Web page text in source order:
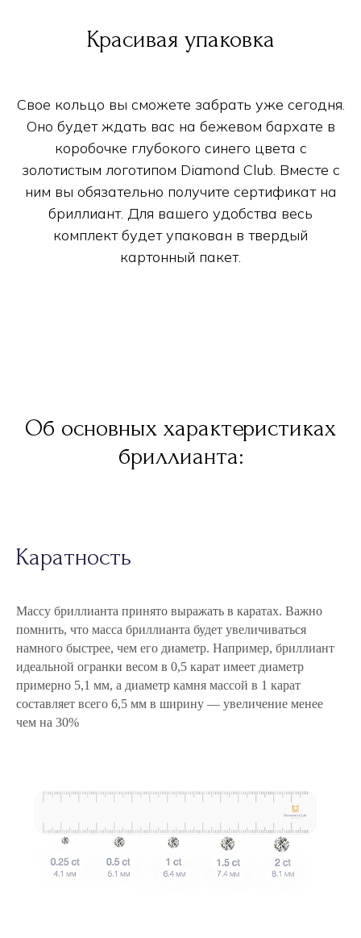
Красивая упаковка
Свое кольцо вы сможете забрать уже сегодня.
Оно будет ждать вас на бежевом бархате в
коробочке глубокого синего цвета с
золотистым логотипом Diamond Club. Вместе с
ним вы обязательно получите сертификат на
бриллиант. Для вашего удобства весь
комплект будет упакован в твердый
картонный пакет.
Об основных характеристиках
бриллианта:
Каратность